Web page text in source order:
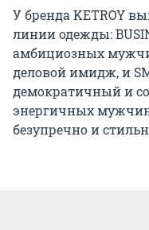
У бренда KETROY
линии одежды:
амбициозных
деловой имидж, и
демократичный и
энергичных
безупречно и